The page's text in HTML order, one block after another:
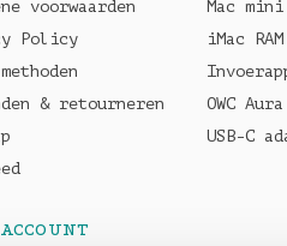
voorwaarden
Policy
& retourneren
Mac mini
iMac
OWC
USB-C